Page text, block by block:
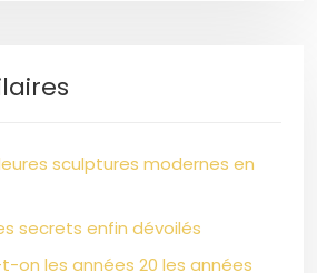
sculptures modernes en
secrets enfin dévoilés
on les années 20 les années